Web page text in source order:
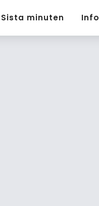
Sista minuten Info